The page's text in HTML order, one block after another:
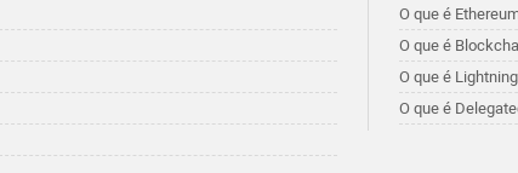
O que é
O que é
O que é
O que é